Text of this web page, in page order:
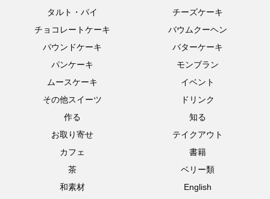
タルト・パイ
チーズケーキ
チョコレートケーキ
バウムクーヘン
パウンドケーキ
バターケーキ
パンケーキ
モンブラン
ムースケーキ
イベント
その他スイーツ
ドリンク
作る
知る
お取り寄せ
テイクアウト
カフェ
書籍
茶
ベリー類
和素材
English